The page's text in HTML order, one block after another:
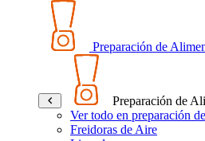
Preparación de
Preparación de
Ver todo en preparación
Freidoras de Aire